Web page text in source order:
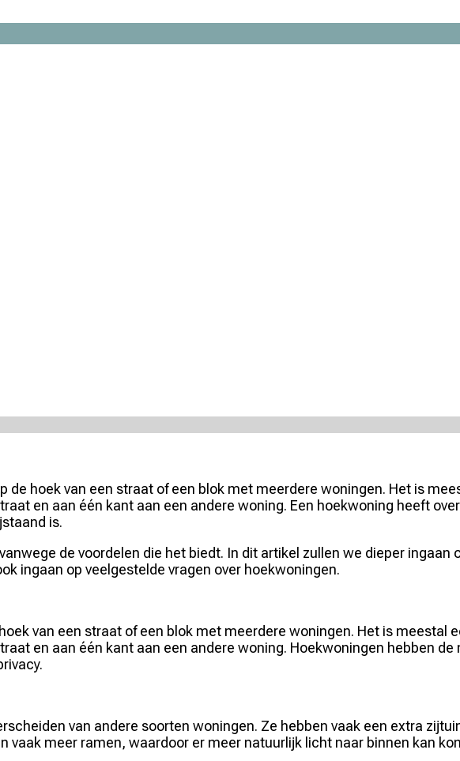
de hoek van een straat of een blok met meerdere woningen. Het is
en aan één kant aan een andere woning. Een hoekwoning heeft
is.
de voordelen die het biedt. In dit artikel zullen we dieper
ingaan op veelgestelde vragen over hoekwoningen.
van een straat of een blok met meerdere woningen. Het is meestal
en aan één kant aan een andere woning. Hoekwoningen hebben
van andere soorten woningen. Ze hebben vaak een extra
vaak meer ramen, waardoor er meer natuurlijk licht naar binnen kan